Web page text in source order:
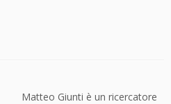
Matteo Giunti è un ricercatore